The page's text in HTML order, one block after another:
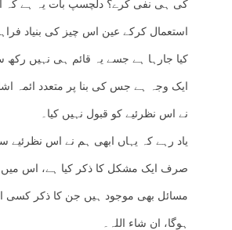
کی ہی نفی کرے؟ دلچسپ بات یہ ہے کہ
استعمال کرکے عین اس چیز کی بنیاد
کیا جارہا ہے جسے یہ قائم ہی نہیں رکھ
ایک وجہ ہے جس کی بنا پر متعدد ائمہ
نے اس نظرئیے کو قبول نہیں کیا۔
یاد رہے کہ یہاں ابھی ہم نے اس نظرئیے
صرف ایک مشکل کا ذکر کیا ہے، اس میں
مسائل بھی موجود ہیں جن کا ذکر کسی
ہوگا، ان شاء اللہ۔